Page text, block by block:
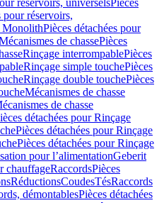
réservoirs, universelsPièces
pour réservoirs,
MonolithPièces détachées pour
de chassePièces
Rinçage interrompablePièces
Rinçage simple touchePièces
Rinçage double touchePièces
Mécanismes de chasse
de chasse
détachées pour Rinçage
Pièces détachées pour Rinçage
Pièces détachées pour Rinçage
pour l’alimentationGeberit
chauffageRaccordsPièces
RéductionsCoudesTésRaccords
démontablesPièces détachées